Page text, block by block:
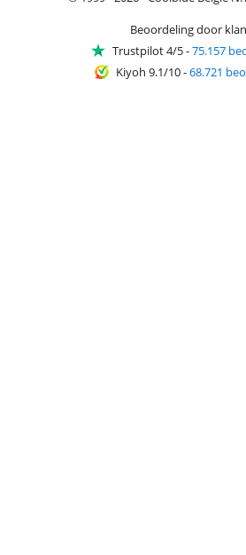
Beoordeling door
Trustpilot 4/5-75.157
Kiyoh 9.1/10-68.721